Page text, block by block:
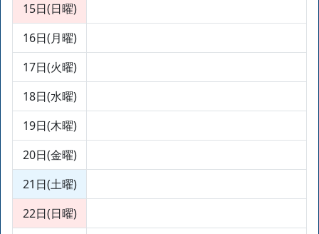
15日(日曜)
16日(月曜)
17日(火曜)
18日(水曜)
19日(木曜)
20日(金曜)
21日(土曜)
22日(日曜)